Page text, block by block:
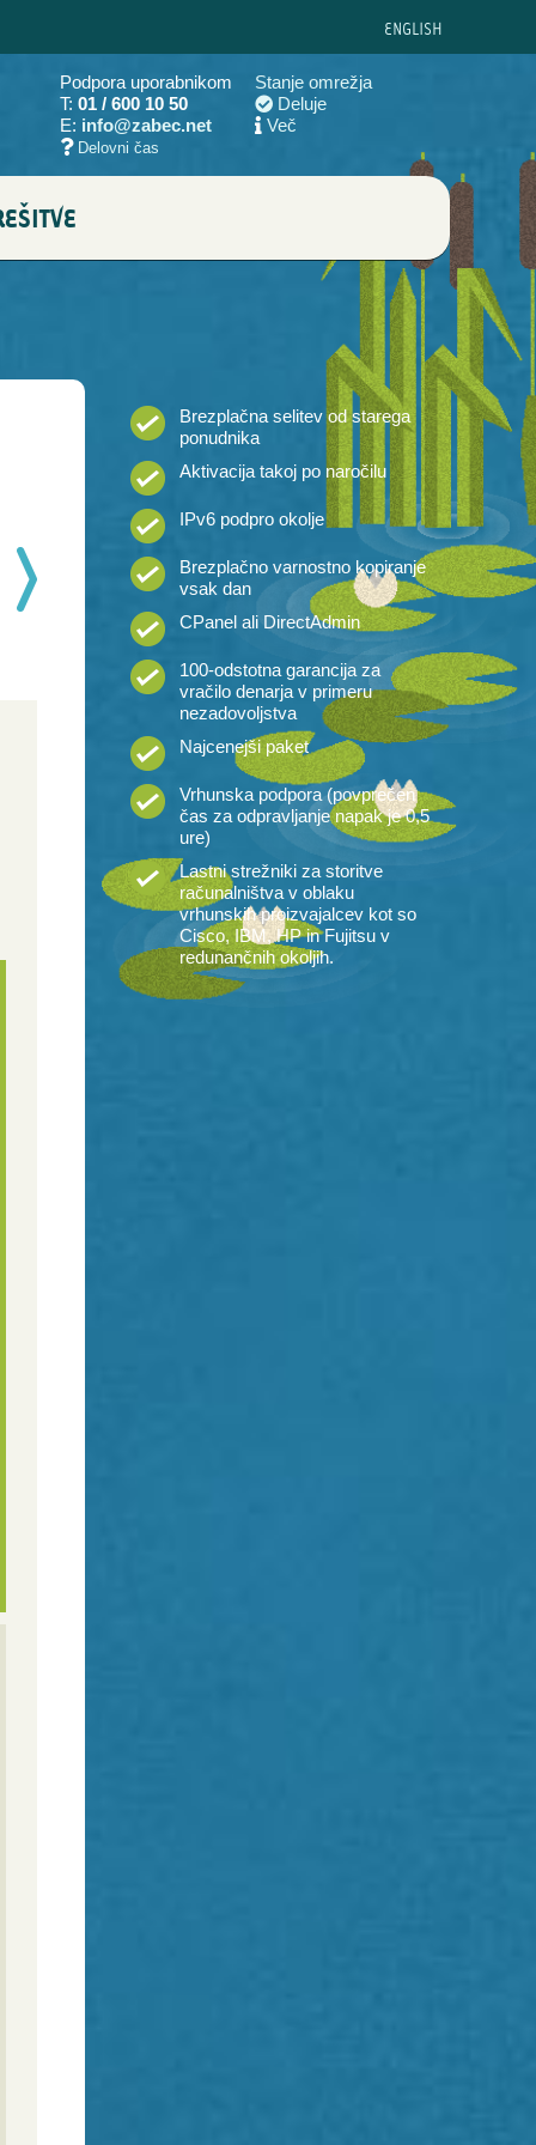
ENGLISH
Podpora uporabnikom
T: 01 / 600 10 50
E: info@zabec.net
Delovni čas
Stanje omrežja
Deluje
Več
E-POŠTNO
GOSTOVANJE
€
PAKET
GOSTOVANJE
MLAKA
na leto
PAKET
E-POŠTNO
GOSTOVANJE
RIBNIK
197,
na leto
Brezplačna selitev od starega
ponudnika
Aktivacija takoj po naročilu
IPv6 podpro okolje
Brezplačno varnostno kopiranje
vsak dan
CPanel ali DirectAdmin
100-odstotna garancija za
vračilo denarja v primeru
nezadovoljstva
Najcenejši paket
Vrhunska podpora (povprečen
čas za odpravljanje napak je 0,5
ure)
Lastni strežniki za storitve
računalništva v oblaku
vrhunskih proizvajalcev kot so
Cisco, IBM, HP in Fujitsu v
redunančnih okoljih.